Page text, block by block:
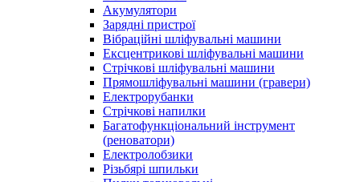
Акумулятори
Зарядні пристрої
Вібраційні шліфувальні машини
Ексцентрикові шліфувальні машини
Стрічкові шліфувальні машини
Прямошліфувальні машини (гравери)
Електрорубанки
Стрічкові напилки
Багатофункціональний інструмент
(реноватори)
Електролобзики
Різьбярі шпильки